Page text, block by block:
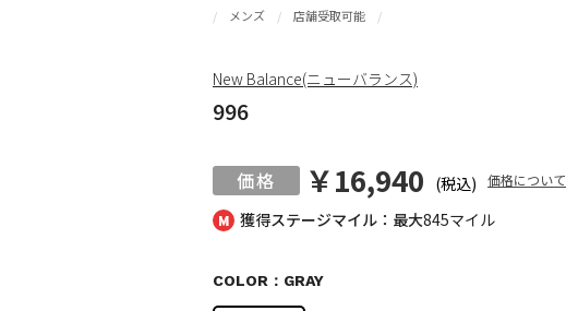
獲得ステージマイル：最大845マイル
メンズ 店舗受取可能
996
￥16,940 (税込) 価格について
COLOR：GRAY
New Balance(ニューバランス)